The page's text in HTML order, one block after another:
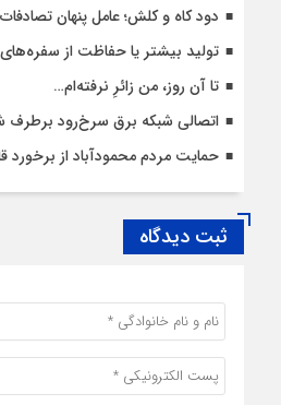
دود کاه و کلش؛ عامل پنهان
تولید بیشتر یا حفاظت از
تا آن روز، من زائرِ نرفته‌ام…
اتصالی شبکه برق سرخ‌رود برطرف
حمایت مردم محمودآباد از برخورد
ثبت دیدگاه